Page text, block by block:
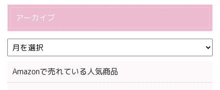
アーカイブ
Amazonで売れている人気商品